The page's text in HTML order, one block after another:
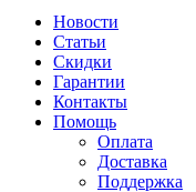
Новости
Статьи
Скидки
Гарантии
Контакты
Помощь
Оплата
Доставка
Поддержка